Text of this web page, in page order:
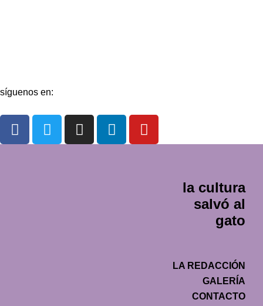
síguenos en:
la cultura
salvó al
gato
LA REDACCIÓN
GALERÍA
CONTACTO